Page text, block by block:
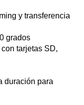
y transferencia
grados
tarjetas SD,
duración para